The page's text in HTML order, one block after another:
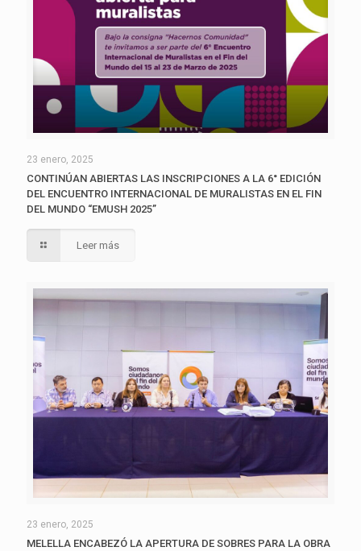
23 enero, 2025
CONTINÚAN ABIERTAS LAS INSCRIPCIONES A LA 6° EDICIÓN
DEL ENCUENTRO INTERNACIONAL DE MURALISTAS EN EL FIN
DEL MUNDO “EMUSH 2025”
Leer más
23 enero, 2025
MELELLA ENCABEZÓ LA APERTURA DE SOBRES PARA LA OBRA